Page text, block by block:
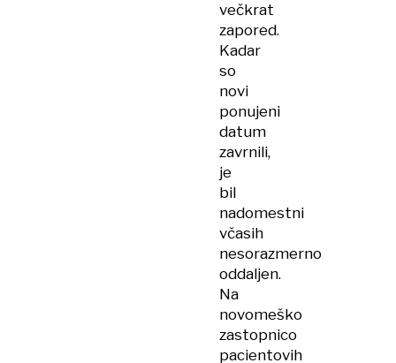
večkrat
zapored.
Kadar
so
novi
ponujeni
datum
zavrnili,
je
bil
nadomestni
včasih
nesorazmerno
oddaljen.
Na
novomeško
zastopnico
pacientovih